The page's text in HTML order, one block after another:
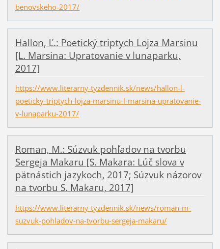
benovskeho-2017/
Hallon, Ľ.: Poetický triptych Lojza Marsinu
[L. Marsina: Upratovanie v lunaparku,
2017]
https://www.literarny-tyzdennik.sk/news/hallon-l-
poeticky-triptych-lojza-marsinu-l-marsina-upratovanie-
v-lunaparku-2017/
Roman, M.: Súzvuk pohľadov na tvorbu
Sergeja Makaru [S. Makara: Lúč slova v
pätnástich jazykoch, 2017; Súzvuk názorov
na tvorbu S. Makaru, 2017]
https://www.literarny-tyzdennik.sk/news/roman-m-
suzvuk-pohladov-na-tvorbu-sergeja-makaru/